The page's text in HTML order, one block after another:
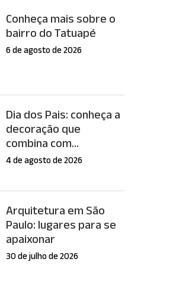
Conheça mais sobre o
bairro do Tatuapé
6 de agosto de 2026
Dia dos Pais: conheça a
decoração que
combina com...
4 de agosto de 2026
Arquitetura em São
Paulo: lugares para se
apaixonar
30 de julho de 2026